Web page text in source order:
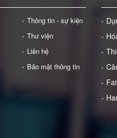
Thông tin - sự kiện
Thư viện
Liên hệ
Bảo mật thông tin